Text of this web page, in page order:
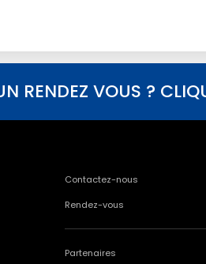
RENDEZ VOUS ?
Contactez-nous
Rendez-vous
Partenaires